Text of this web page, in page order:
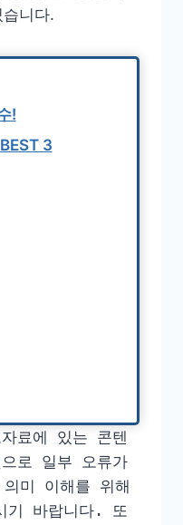
니다.
!
3
료에 있는 콘텐
로 일부 오류가
미 이해를 위해
기 바랍니다. 또